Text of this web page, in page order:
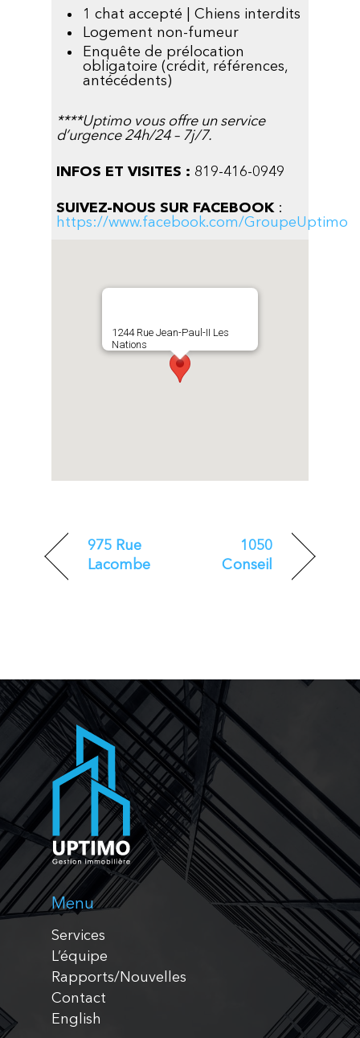
1 chat accepté | Chiens interdits
Logement non-fumeur
Enquête de prélocation
obligatoire (crédit, références,
antécédents)
****Uptimo vous offre un service
d’urgence 24h/24 – 7j/7.
INFOS ET VISITES : 819-416-0949
SUIVEZ-NOUS SUR FACEBOOK:
https://www.facebook.com/GroupeUptimo
1244 Rue Jean-Paul-II Les
Nations
975 Rue
Lacombe
1050
Conseil
Menu
Services
L’équipe
Rapports/Nouvelles
Contact
English